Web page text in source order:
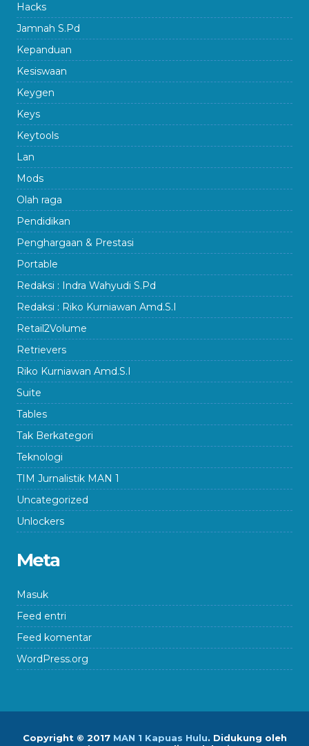
Hacks
Jamnah S.Pd
Kepanduan
Kesiswaan
Keygen
Keys
Keytools
Lan
Mods
Olah raga
Pendidikan
Penghargaan & Prestasi
Portable
Redaksi : Indra Wahyudi S.Pd
Redaksi : Riko Kurniawan Amd.S.I
Retail2Volume
Retrievers
Riko Kurniawan Amd.S.I
Suite
Tables
Tak Berkategori
Teknologi
TIM Jurnalistik MAN 1
Uncategorized
Unlockers
Meta
Masuk
Feed entri
Feed komentar
WordPress.org
Copyright © 2017 MAN 1 Kapuas Hulu. Didukung oleh